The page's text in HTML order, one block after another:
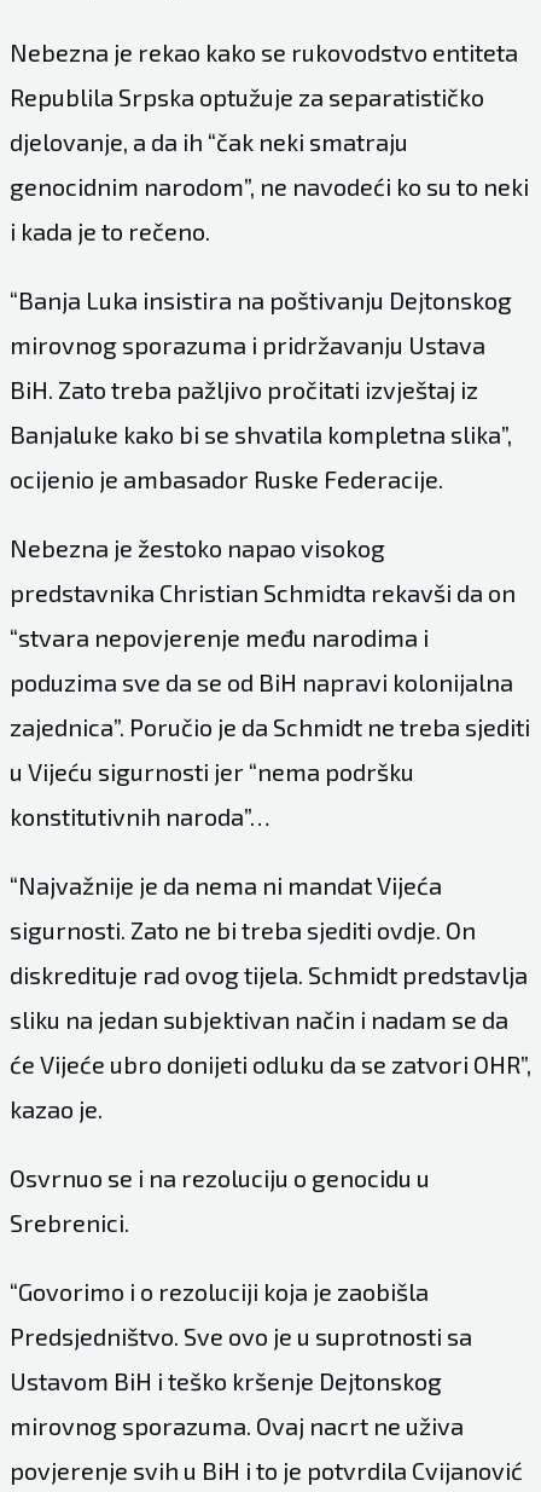
Nebezna je rekao kako se rukovodstvo entiteta
Republila Srpska optužuje za separatističko
djelovanje, a da ih “čak neki smatraju
genocidnim narodom”, ne navodeći ko su to neki
i kada je to rečeno.
“Banja Luka insistira na poštivanju Dejtonskog
mirovnog sporazuma i pridržavanju Ustava
BiH. Zato treba pažljivo pročitati izvještaj iz
Banjaluke kako bi se shvatila kompletna slika”,
ocijenio je ambasador Ruske Federacije.
Nebezna je žestoko napao visokog
predstavnika Christian Schmidta rekavši da on
“stvara nepovjerenje među narodima i
poduzima sve da se od BiH napravi kolonijalna
zajednica”. Poručio je da Schmidt ne treba sjediti
u Vijeću sigurnosti jer “nema podršku
konstitutivnih naroda”…
“Najvažnije je da nema ni mandat Vijeća
sigurnosti. Zato ne bi treba sjediti ovdje. On
diskredituje rad ovog tijela. Schmidt predstavlja
sliku na jedan subjektivan način i nadam se da
će Vijeće ubro donijeti odluku da se zatvori OHR”,
kazao je.
Osvrnuo se i na rezoluciju o genocidu u
Srebrenici.
“Govorimo i o rezoluciji koja je zaobišla
Predsjedništvo. Sve ovo je u suprotnosti sa
Ustavom BiH i teško kršenje Dejtonskog
mirovnog sporazuma. Ovaj nacrt ne uživa
povjerenje svih u BiH i to je potvrdila Cvijanović